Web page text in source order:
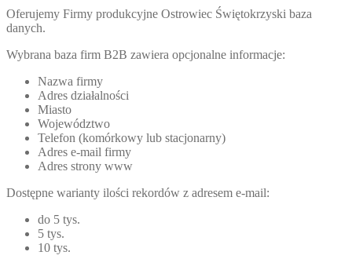
Oferujemy Firmy produkcyjne Ostrowiec Świętokrzyski baza
danych.
Wybrana baza firm B2B zawiera opcjonalne informacje:
Nazwa firmy
Adres działalności
Miasto
Województwo
Telefon (komórkowy lub stacjonarny)
Adres e-mail firmy
Adres strony www
Dostępne warianty ilości rekordów z adresem e-mail:
do 5 tys.
5 tys.
10 tys.